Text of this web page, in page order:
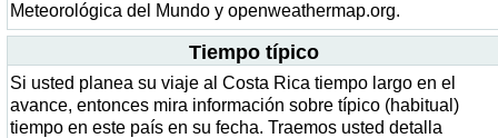
Meteorológica del Mundo y openweathermap.org.
Tiempo típico
Si usted planea su viaje al Costa Rica tiempo largo en el
avance, entonces mira información sobre típico (habitual)
tiempo en este país en su fecha. Traemos usted detalla